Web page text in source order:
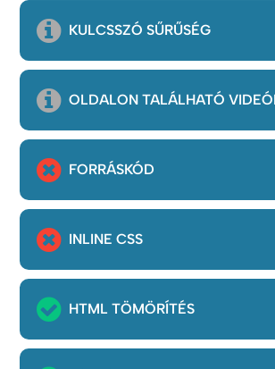
KULCSSZÓ SŰRŰSÉG
OLDALON TALÁLHATÓ
FORRÁSKÓD
INLINE CSS
HTML TÖMÖRÍTÉS